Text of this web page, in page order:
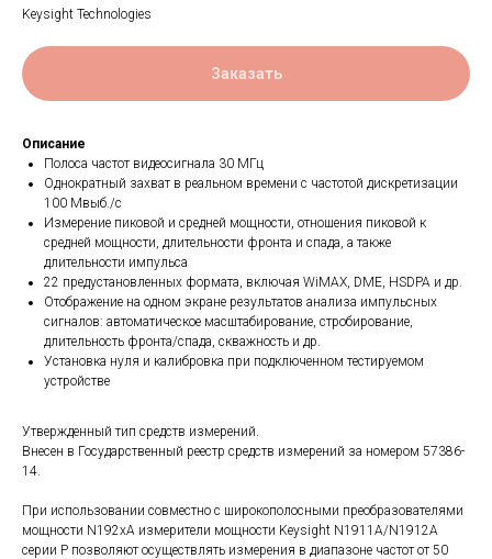
Keysight Technologies
Заказать
Описание
Полоса частот видеосигнала 30 МГц
Однократный захват в реальном времени с частотой дискретизации
100 Мвыб./с
Измерение пиковой и средней мощности, отношения пиковой к
средней мощности, длительности фронта и спада, а также
длительности импульса
22 предустановленных формата, включая WiMAX, DME, HSDPA и др.
Отображение на одном экране результатов анализа импульсных
сигналов: автоматическое масштабирование, стробирование,
длительность фронта/спада, скважность и др.
Установка нуля и калибровка при подключенном тестируемом
устройстве
Утвержденный тип средств измерений.
Внесен в Государственный реестр средств измерений за номером 57386-
14.
При использовании совместно с широкополосными преобразователями
мощности N192xA измерители мощности Keysight N1911A/N1912A
серии P позволяют осуществлять измерения в диапазоне частот от 50